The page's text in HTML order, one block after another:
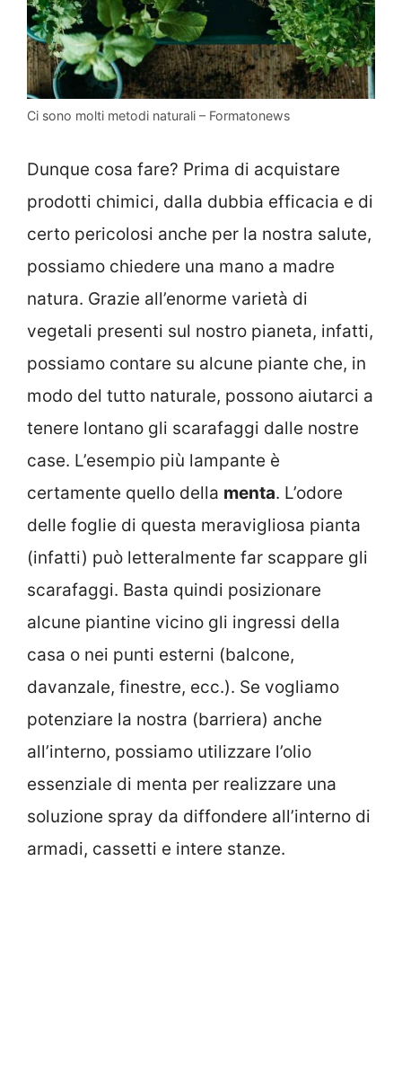
Ci sono molti metodi naturali – Formatonews
Dunque cosa fare? Prima di acquistare
prodotti chimici, dalla dubbia efficacia e di
certo pericolosi anche per la nostra salute,
possiamo chiedere una mano a madre
natura. Grazie all’enorme varietà di
vegetali presenti sul nostro pianeta, infatti,
possiamo contare su alcune piante che, in
modo del tutto naturale, possono aiutarci a
tenere lontano gli scarafaggi dalle nostre
case. L’esempio più lampante è
certamente quello della menta. L’odore
delle foglie di questa meravigliosa pianta
(infatti) può letteralmente far scappare gli
scarafaggi. Basta quindi posizionare
alcune piantine vicino gli ingressi della
casa o nei punti esterni (balcone,
davanzale, finestre, ecc.). Se vogliamo
potenziare la nostra (barriera) anche
all’interno, possiamo utilizzare l’olio
essenziale di menta per realizzare una
soluzione spray da diffondere all’interno di
armadi, cassetti e intere stanze.